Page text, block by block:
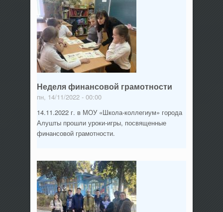
Неделя финансовой грамотности
пн, 14/11/2022 - 00:00
14.11.2022 г. в МОУ «Школа-коллегиум» города
Алушты прошли уроки-игры, посвященные
финансовой грамотности.